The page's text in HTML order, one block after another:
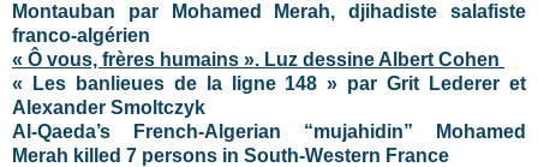
Montauban par Mohamed Merah, djihadiste salafiste
franco-algérien
« Ô vous, frères humains ». Luz dessine Albert Cohen
« Les banlieues de la ligne 148 » par Grit Lederer et
Alexander Smoltczyk
Al-Qaeda’s French-Algerian “mujahidin” Mohamed
Merah killed 7 persons in South-Western France